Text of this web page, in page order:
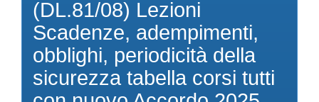
(DL.81/08) Lezioni
Scadenze, adempimenti,
obblighi, periodicità della
sicurezza tabella corsi tutti